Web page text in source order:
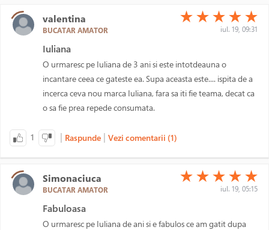
valentina
BUCATAR AMATOR
(*)
★ (*)
★ (*)
★ (*)
★ (*)
★
iul. 19, 09:31
Iuliana
O urmaresc pe Iuliana de 3 ani si este intotdeauna o
incantare ceea ce gateste ea. Supa aceasta este.... ispita de a
incerca ceva nou marca Iuliana, fara sa iti fie teama, decat ca
o sa fie prea repede consumata.
1 | Raspunde | Vezi comentarii (1)
Simonaciuca
BUCATAR AMATOR
(*)
★ (*)
★ (*)
★ (*)
★ (*)
★
iul. 19, 05:15
Fabuloasa
O urmaresc pe Iuliana de ani si e fabulos ce am gatit dupa